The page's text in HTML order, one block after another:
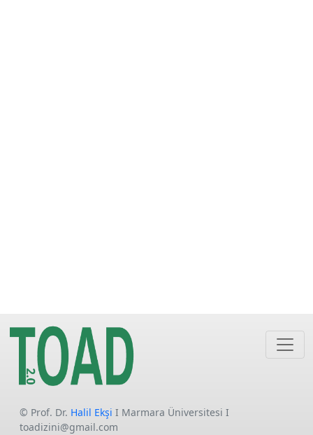
© Prof. Dr. Halil Ekşi I Marmara Üniversitesi I
toadizini@gmail.com